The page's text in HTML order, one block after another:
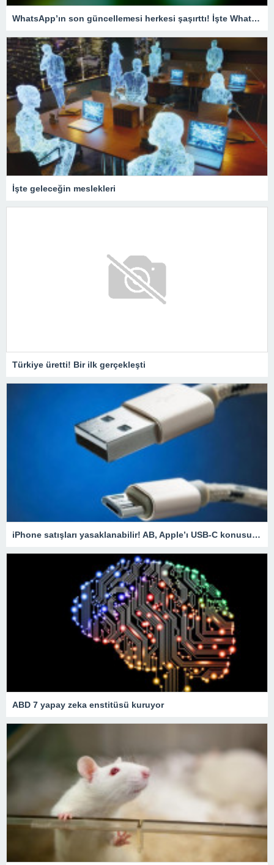
WhatsApp’ın son güncellemesi herkesi şaşırttı! İşte WhatsApp’tan şikayet etme özelliği
İşte geleceğin meslekleri
Türkiye üretti! Bir ilk gerçekleşti
iPhone satışları yasaklanabilir! AB, Apple’ı USB-C konusunda uyardı
ABD 7 yapay zeka enstitüsü kuruyor